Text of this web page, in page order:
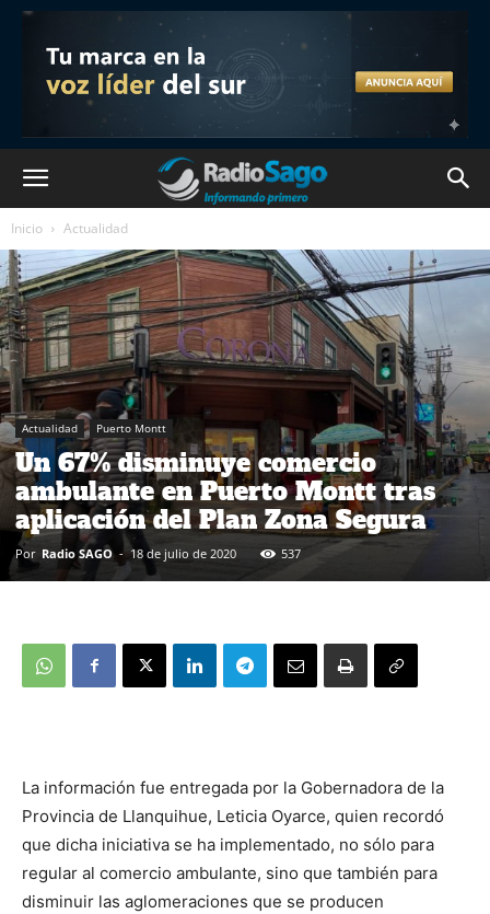
Inicio Actualidad
Actualidad Puerto Montt
Un 67% disminuye comercio
ambulante en Puerto Montt tras
aplicación del Plan Zona Segura
Por Radio SAGO - 18 de julio de 2020 537
La información fue entregada por la Gobernadora de la
Provincia de Llanquihue, Leticia Oyarce, quien recordó
que dicha iniciativa se ha implementado, no sólo para
regular al comercio ambulante, sino que también para
disminuir las aglomeraciones que se producen